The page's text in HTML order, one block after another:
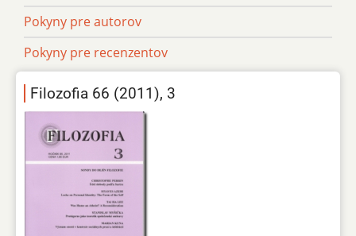
Pokyny pre autorov
Pokyny pre recenzentov
Filozofia 66 (2011), 3